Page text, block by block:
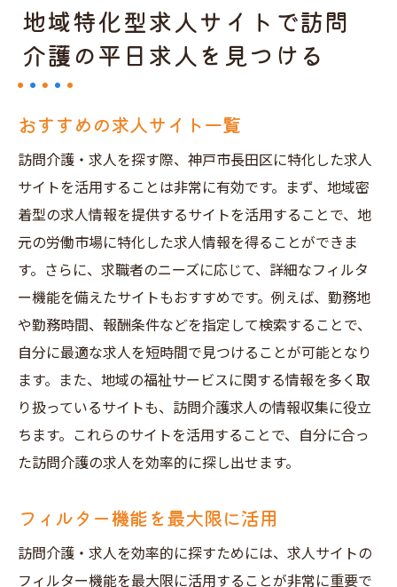
地域特化型求人サイトで訪問
介護の平日求人を見つける
おすすめの求人サイト一覧
訪問介護・求人を探す際、神戸市長田区に特化した求人
サイトを活用することは非常に有効です。まず、地域密
着型の求人情報を提供するサイトを活用することで、地
元の労働市場に特化した求人情報を得ることができま
す。さらに、求職者のニーズに応じて、詳細なフィルタ
ー機能を備えたサイトもおすすめです。例えば、勤務地
や勤務時間、報酬条件などを指定して検索することで、
自分に最適な求人を短時間で見つけることが可能となり
ます。また、地域の福祉サービスに関する情報を多く取
り扱っているサイトも、訪問介護求人の情報収集に役立
ちます。これらのサイトを活用することで、自分に合っ
た訪問介護の求人を効率的に探し出せます。
フィルター機能を最大限に活用
訪問介護・求人を効率的に探すためには、求人サイトの
フィルター機能を最大限に活用することが非常に重要で